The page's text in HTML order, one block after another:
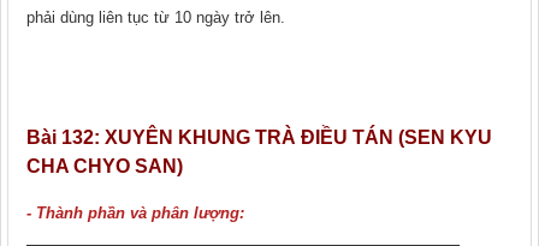
phải dùng liên tục từ 10 ngày trở lên.
Bài 132: XUYÊN KHUNG TRÀ ĐIỀU TÁN (SEN KYU
CHA CHYO SAN)
- Thành phần và phân lượng: